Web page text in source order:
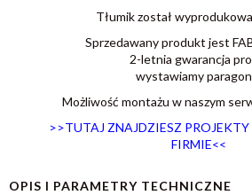
Tłumik został
Sprzedawany produkt jest
2-letnia gwarancja
wystawiamy paragon
Możliwość montażu w naszym
>>TUTAJ ZNAJDZIESZ
FIRMIE<<
OPIS I PARAMETRY TECHNICZNE